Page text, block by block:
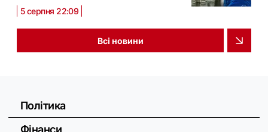
5 серпня 22:09
Всі новини
Політика
Фінанси